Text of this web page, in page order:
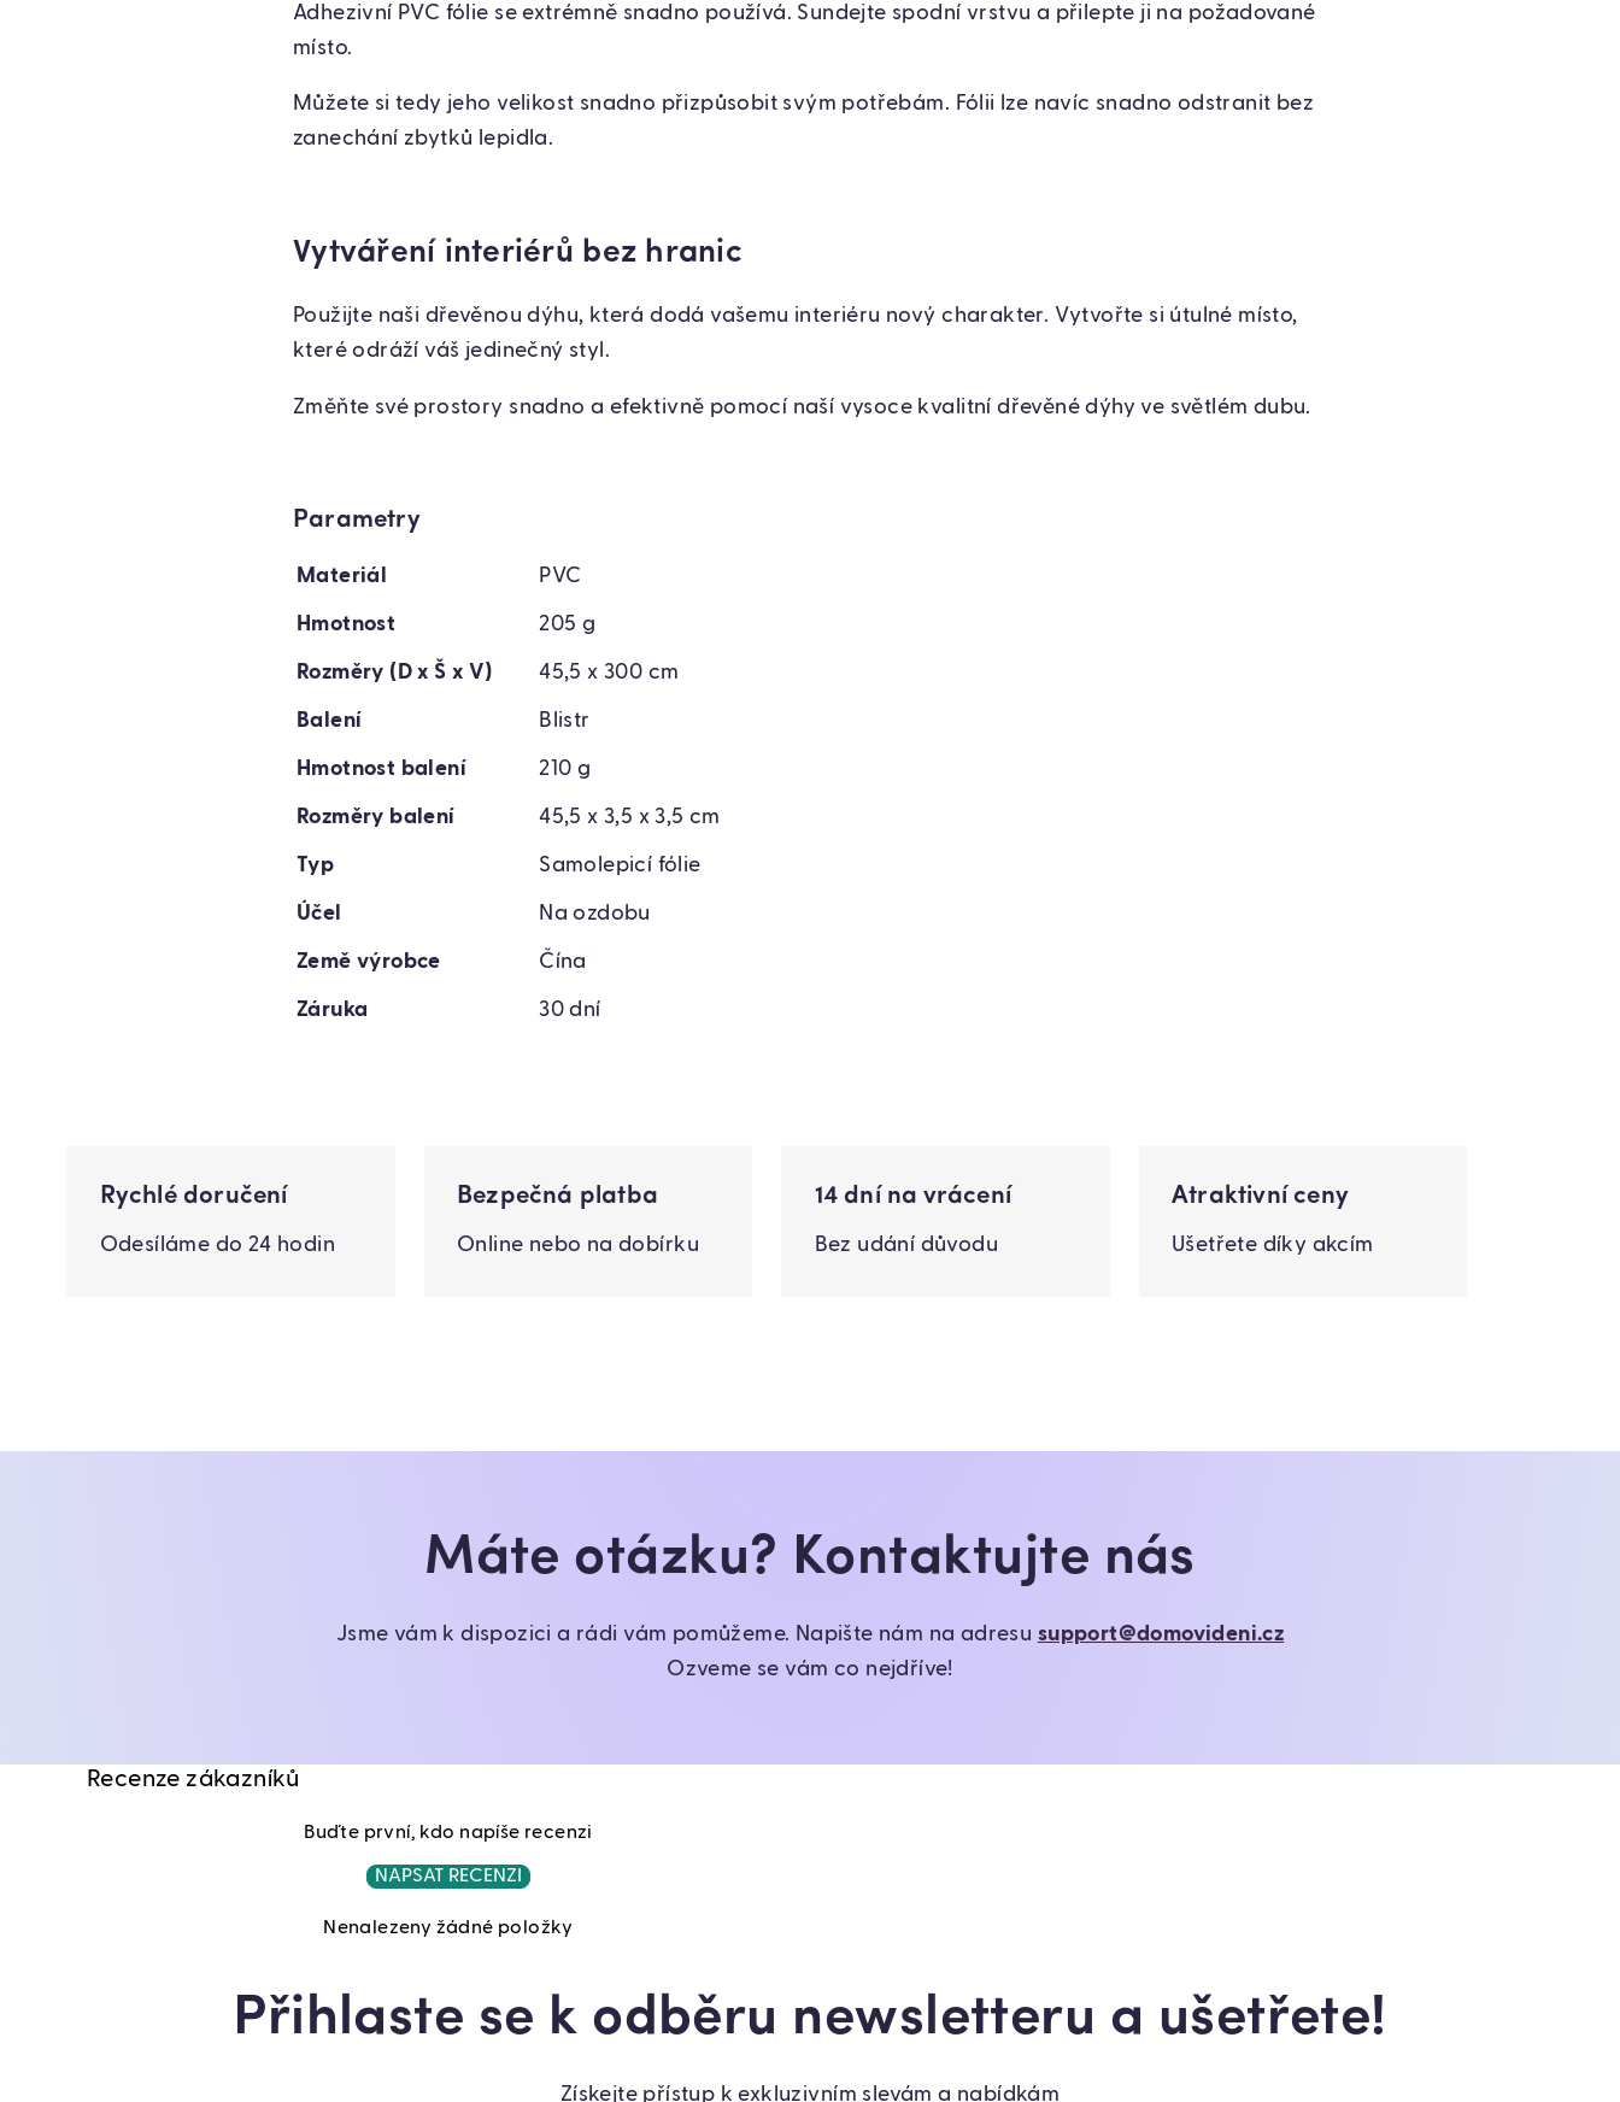
Adhezivní PVC fólie se extrémně snadno používá. Sundejte spodní vrstvu a přilepte ji na požadované
místo.
Můžete si tedy jeho velikost snadno přizpůsobit svým potřebám. Fólii lze navíc snadno odstranit bez
zanechání zbytků lepidla.
Vytváření interiérů bez hranic
Použijte naši dřevěnou dýhu, která dodá vašemu interiéru nový charakter. Vytvořte si útulné místo,
které odráží váš jedinečný styl.
Změňte své prostory snadno a efektivně pomocí naší vysoce kvalitní dřevěné dýhy ve světlém dubu.
Parametry
Materiál PVC
Hmotnost 205 g
Rozměry (D x Š x V) 45,5 x 300 cm
Balení Blistr
Hmotnost balení 210 g
Rozměry balení 45,5 x 3,5 x 3,5 cm
Typ Samolepicí fólie
Účel Na ozdobu
Země výrobce Čína
Záruka 30 dní
Rychlé doručení
Odesíláme do 24 hodin
Bezpečná platba
Online nebo na dobírku
14 dní na vrácení
Bez udání důvodu
Atraktivní ceny
Ušetřete díky akcím
Máte otázku? Kontaktujte nás
Jsme vám k dispozici a rádi vám pomůžeme. Napište nám na adresu support@domovideni.cz
Ozveme se vám co nejdříve!
Recenze zákazníků
Buďte první, kdo napíše recenzi
NAPSAT RECENZI
Nenalezeny žádné položky
Přihlaste se k odběru newsletteru a ušetřete!
Získejte přístup k exkluzivním slevám a nabídkám